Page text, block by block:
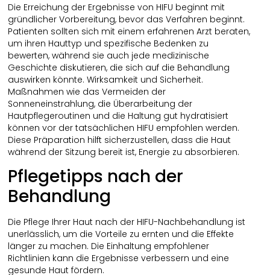
Die Erreichung der Ergebnisse von HIFU beginnt mit
gründlicher Vorbereitung, bevor das Verfahren beginnt.
Patienten sollten sich mit einem erfahrenen Arzt beraten,
um ihren Hauttyp und spezifische Bedenken zu
bewerten, während sie auch jede medizinische
Geschichte diskutieren, die sich auf die Behandlung
auswirken könnte. Wirksamkeit und Sicherheit.
Maßnahmen wie das Vermeiden der
Sonneneinstrahlung, die Überarbeitung der
Hautpflegeroutinen und die Haltung gut hydratisiert
können vor der tatsächlichen HIFU empfohlen werden.
Diese Präparation hilft sicherzustellen, dass die Haut
während der Sitzung bereit ist, Energie zu absorbieren.
Pflegetipps nach der
Behandlung
Die Pflege Ihrer Haut nach der HIFU-Nachbehandlung ist
unerlässlich, um die Vorteile zu ernten und die Effekte
länger zu machen. Die Einhaltung empfohlener
Richtlinien kann die Ergebnisse verbessern und eine
gesunde Haut fördern.